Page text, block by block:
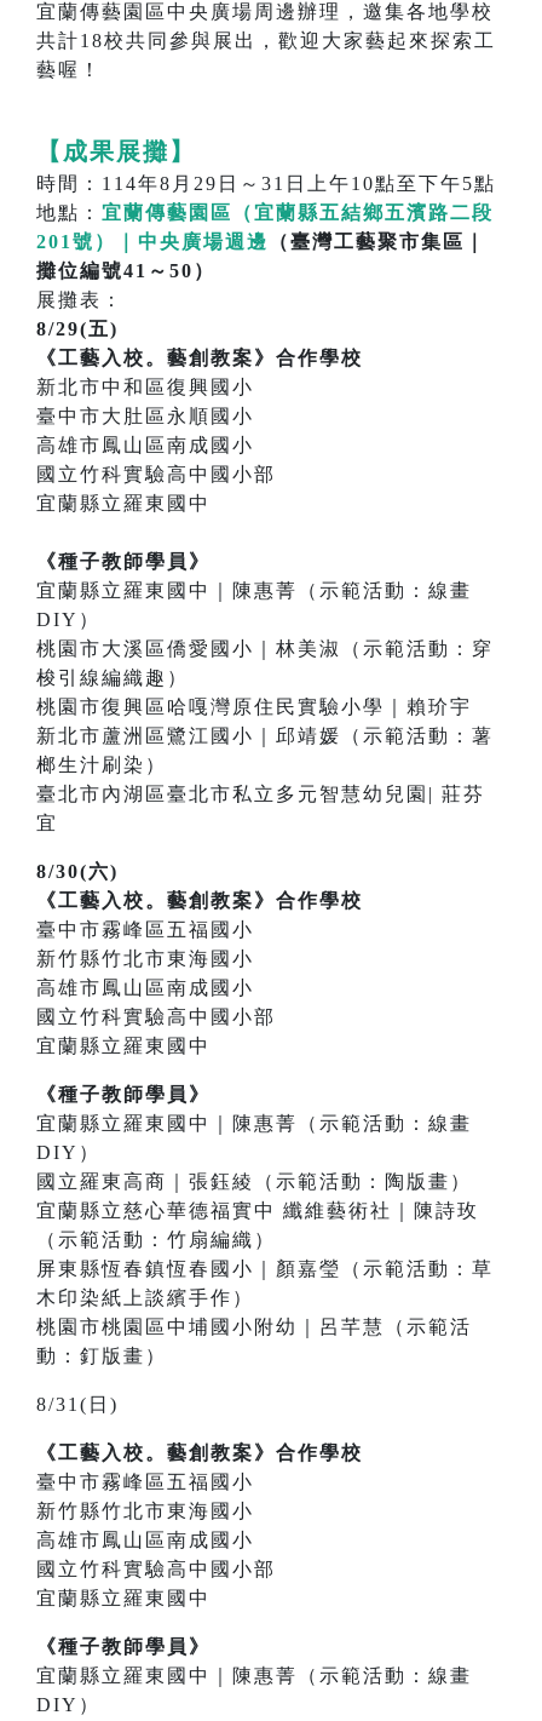
宜蘭傳藝園區中央廣場周邊辦理，邀集各地學校
共計18校共同參與展出，歡迎大家藝起來探索工
藝喔！
【成果展攤】
時間：114年8月29日～31日上午10點至下午5點
地點： 宜蘭傳藝園區（宜蘭縣五結鄉五濱路二段
201號）｜中央廣場週邊
（臺灣工藝聚市集區｜
攤位編號41～50）
展攤表：
8/29(五)
《工藝入校。藝創教案》合作學校
新北市中和區復興國小
臺中市大肚區永順國小
高雄市鳳山區南成國小
國立竹科實驗高中國小部
宜蘭縣立羅東國中
《種子教師學員》
宜蘭縣立羅東國中｜陳惠菁（示範活動：線畫
DIY）
桃園市大溪區僑愛國小｜林美淑（示範活動：穿
梭引線編織趣）
桃園市復興區哈嘎灣原住民實驗小學｜賴玠宇
新北市蘆洲區鷺江國小｜邱靖媛（示範活動：薯
榔生汁刷染）
臺北市內湖區臺北市私立多元智慧幼兒園| 莊芬
宜
8/30(六)
《工藝入校。藝創教案》合作學校
臺中市霧峰區五福國小
新竹縣竹北市東海國小
高雄市鳳山區南成國小
國立竹科實驗高中國小部
宜蘭縣立羅東國中
《種子教師學員》
宜蘭縣立羅東國中｜陳惠菁（示範活動：線畫
DIY）
國立羅東高商｜張鈺綾（示範活動：陶版畫）
宜蘭縣立慈心華德福實中 纖維藝術社｜陳詩玫
（示範活動：竹扇編織）
屏東縣恆春鎮恆春國小｜顏嘉瑩（示範活動：草
木印染紙上談繽手作）
桃園市桃園區中埔國小附幼｜呂芊慧（示範活
動：釘版畫）
8/31(日)
《工藝入校。藝創教案》合作學校
臺中市霧峰區五福國小
新竹縣竹北市東海國小
高雄市鳳山區南成國小
國立竹科實驗高中國小部
宜蘭縣立羅東國中
《種子教師學員》
宜蘭縣立羅東國中｜陳惠菁（示範活動：線畫
DIY）